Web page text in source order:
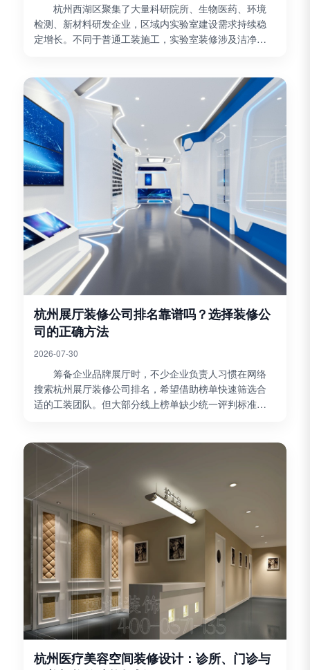
杭州西湖区聚集了大量科研院所、生物医药、环境
检测、新材料研发企业，区域内实验室建设需求持续稳
定增长。不同于普通工装施工，实验室装修涉及洁净分
杭州展厅装修公司排名靠谱吗？选择装修公
司的正确方法
2026-07-30
筹备企业品牌展厅时，不少企业负责人习惯在网络
搜索杭州展厅装修公司排名，希望借助榜单快速筛选合
适的工装团队。但大部分线上榜单缺少统一评判标准，
杭州医疗美容空间装修设计：诊所、门诊与